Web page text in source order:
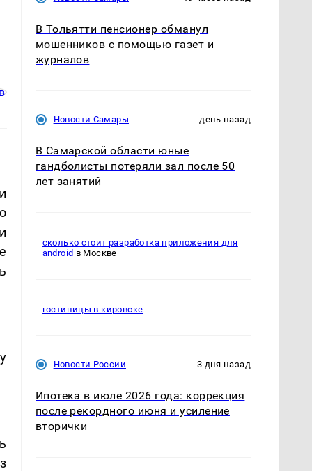
В Тольятти пенсионер обманул
мошенников с помощью газет и
журналов
Новости Самары день назад
В Самарской области юные
гандболисты потеряли зал после 50
лет занятий
сколько стоит разработка приложения для
android в Москве
гостиницы в кировске
Новости России 3 дня назад
Ипотека в июле 2026 года: коррекция
после рекордного июня и усиление
вторички